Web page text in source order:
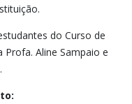
do Curso de
Aline Sampaio e